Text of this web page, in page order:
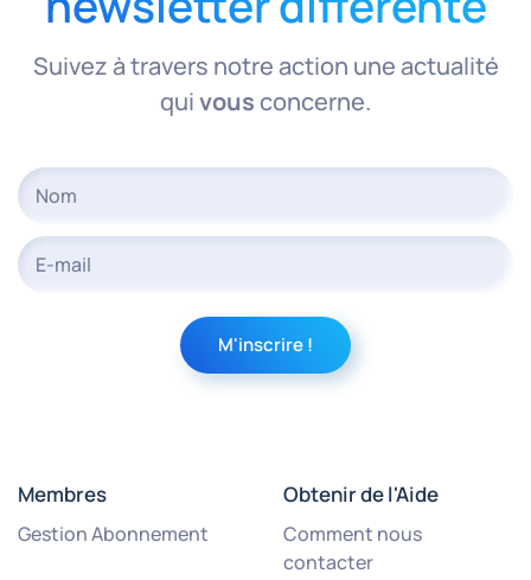
Suivez à travers notre action une actualité
quivousconcerne.
Membres
Gestion Abonnement
Obtenir de l'Aide
Comment nous
contacter